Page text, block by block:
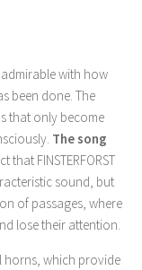
with how
been done. The
that only become
The song
that FINSTERFORST
sound, but
of passages, where
lose their attention.
horns, which provide